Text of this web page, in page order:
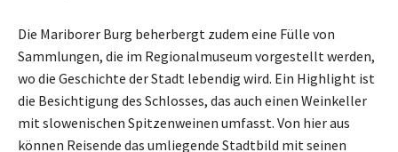
Die Mariborer Burg beherbergt zudem eine Fülle von
Sammlungen, die im Regionalmuseum vorgestellt werden,
wo die Geschichte der Stadt lebendig wird. Ein Highlight ist
die Besichtigung des Schlosses, das auch einen Weinkeller
mit slowenischen Spitzenweinen umfasst. Von hier aus
können Reisende das umliegende Stadtbild mit seinen